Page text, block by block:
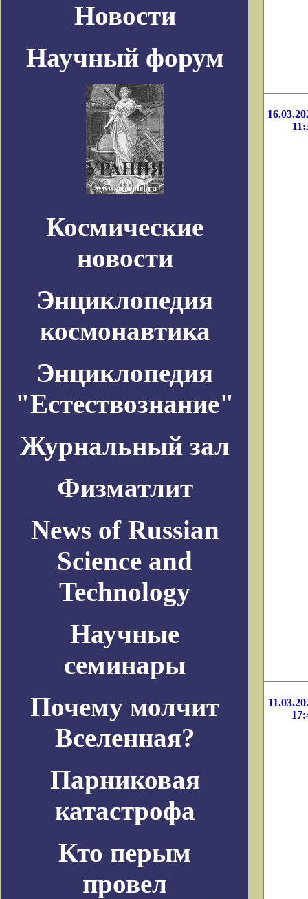
Новости
Научный форум
Космические
новости
Энциклопедия
космонавтика
Энциклопедия
"Естествознание"
Журнальный зал
Физматлит
News of Russian
Science and
Technology
Научные
семинары
Почему молчит
Вселенная?
Парниковая
катастрофа
Кто перым
провел